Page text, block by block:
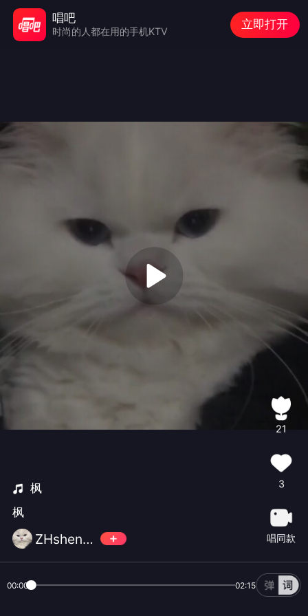
枫
枫
ZHsheng123
21
3
唱同款
00:00 02:15
唱吧
时尚的人都在用的手机KTV
立即打开